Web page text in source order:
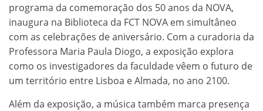
programa da comemoração dos 50 anos da NOVA,
inaugura na Biblioteca da FCT NOVA em simultâneo
com as celebrações de aniversário. Com a curadoria da
Professora Maria Paula Diogo, a exposição explora
como os investigadores da faculdade vêem o futuro de
um território entre Lisboa e Almada, no ano 2100.
Além da exposição, a música também marca presença